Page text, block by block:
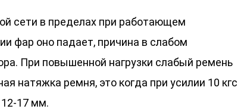
сети в пределах при работающем
фар оно падает, причина в слабом
При повышенной нагрузки слабый ремень
натяжка ремня, это когда при усилии 10 кгс
17 мм.